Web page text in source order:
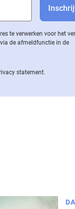
te verwerken voor het
de af­meld­func­tie in de
statement.